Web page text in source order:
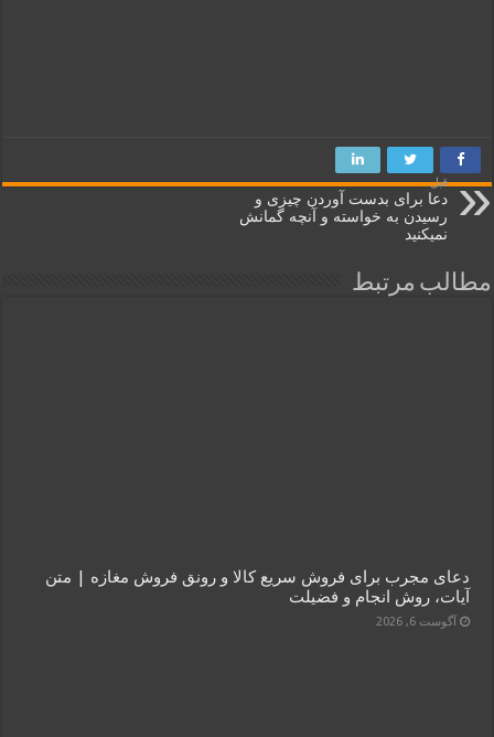
قبل
دعا برای بدست آوردن چیزی و
رسیدن به خواسته و آنچه گمانش
نمیکنید
مطالب مرتبط
دعای مجرب برای فروش سریع کالا و رونق فروش مغازه | متن
آیات، روش انجام و فضیلت
آگوست 6, 2026